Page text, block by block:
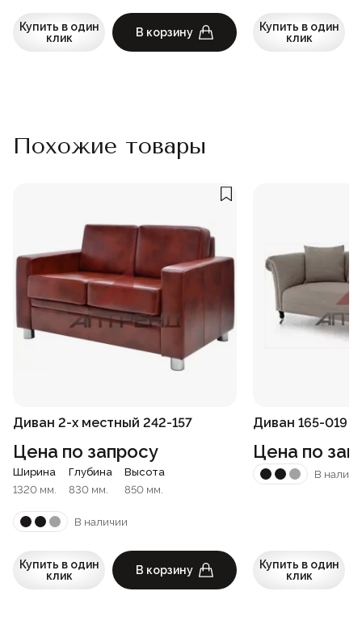
Купить в один
клик
В корзину
Купить в один
клик
Похожие товары
Диван 2-х местный 242-157
Цена по запросу
Ширина
1320 мм.
Глубина
830 мм.
Высота
850 мм.
В наличии
Купить в один
клик
В корзину
Диван 165-019
Цена по
В
Купить в один
клик